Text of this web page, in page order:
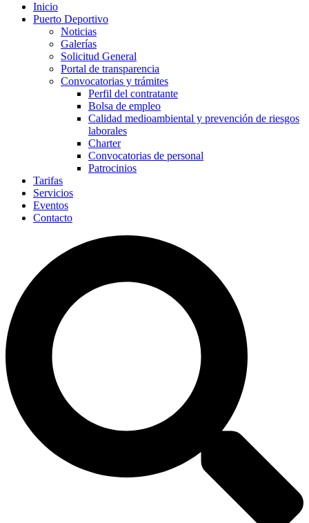
Inicio
Puerto Deportivo
Noticias
Galerías
Solicitud General
Portal de transparencia
Convocatorias y trámites
Perfil del contratante
Bolsa de empleo
Calidad medioambiental y prevención de riesgos
laborales
Charter
Convocatorias de personal
Patrocinios
Tarifas
Servicios
Eventos
Contacto